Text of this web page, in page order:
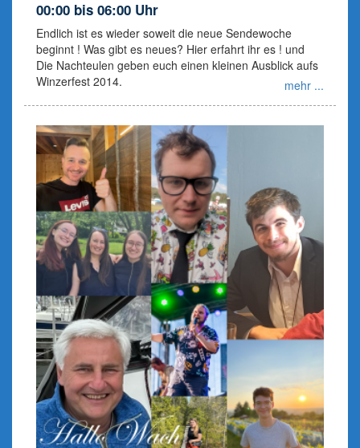
00:00 bis 06:00 Uhr
Endlich ist es wieder soweit die neue Sendewoche
beginnt ! Was gibt es neues? Hier erfahrt ihr es ! und
Die Nachteulen geben euch einen kleinen Ausblick aufs
Winzerfest 2014.
mehr ...